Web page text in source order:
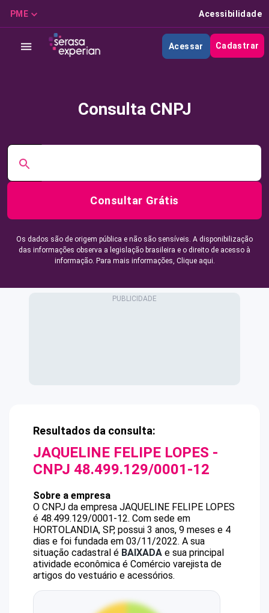
PME Acessibilidade
Acessar Cadastrar
Consulta CNPJ
Consultar Grátis
Os dados são de origem pública e não são sensíveis. A disponibilização
das informações observa a legislação brasileira e o direito de acesso à
informação. Para mais informações, Clique aqui.
Resultados da consulta:
JAQUELINE FELIPE LOPES -
CNPJ 48.499.129/0001-12
Sobre a empresa
O CNPJ da empresa JAQUELINE FELIPE LOPES
é 48.499.129/0001-12. Com sede em
HORTOLANDIA, SP, possui 3 anos, 9 meses e 4
dias e foi fundada em 03/11/2022. A sua
situação cadastral é BAIXADA e sua principal
atividade econômica é Comércio varejista de
artigos do vestuário e acessórios.